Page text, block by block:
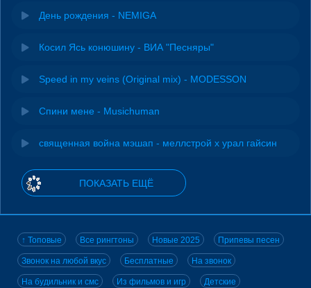
День рождения - NEMIGA
Косил Ясь конюшину - ВИА "Песняры"
Speed in my veins (Original mix) - MODESSON
Спини мене - Musichuman
священная война мэшап - меллстрой х урал гайсин
ПОКАЗАТЬ ЕЩЁ
↑ Топовые Все рингтоны Новые 2025 Припевы песен
Звонок на любой вкус Бесплатные На звонок
На будильник и смс Из фильмов и игр Детские